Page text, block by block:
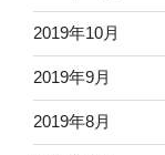
2019年10月
2019年9月
2019年8月